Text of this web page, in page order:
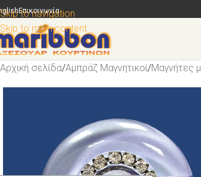
Skip to navigation
Skip to main content
Επικοινωνία
Αρχική σελίδα/Αμπράζ Μαγνητικοί/Μαγνήτες